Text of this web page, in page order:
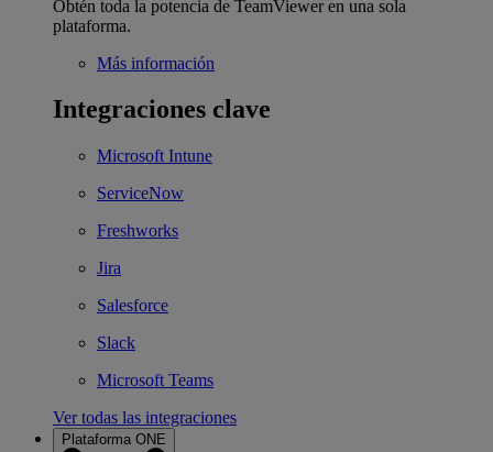
Obtén toda la potencia de TeamViewer en una sola
plataforma.
Más información
Integraciones clave
Microsoft Intune
ServiceNow
Freshworks
Jira
Salesforce
Slack
Microsoft Teams
Ver todas las integraciones
Plataforma ONE